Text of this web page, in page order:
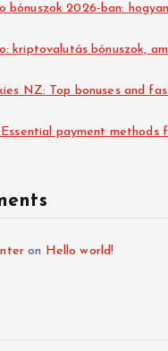
bónuszok 2026-ban:
kriptovalutás bónuszok,
NZ: Top bonuses and
payment methods
on Hello world!